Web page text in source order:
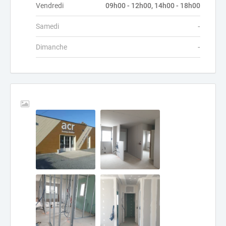
Vendredi 09h00 - 12h00, 14h00 - 18h00
Samedi -
Dimanche -